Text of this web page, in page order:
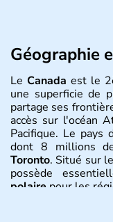
Géographie
Le Canada est le
une superficie de
partage ses
accès sur l'océan
Pacifique. Le pays
dont 8 millions
Toronto. Situé sur
possède
polaire pour les